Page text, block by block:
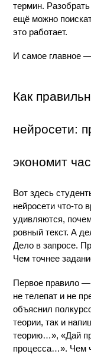
термин.
ещё можно
это работает.
И самое главное
Как
нейросети:
экономит
Вот здесь
нейросети что-то
удивляются,
ровный текст. А
Дело в запросе.
Чем точнее
Первое правило —
не телепат и не
объяснил
теории, так и
теорию…», «Дай
процесса…». Чем